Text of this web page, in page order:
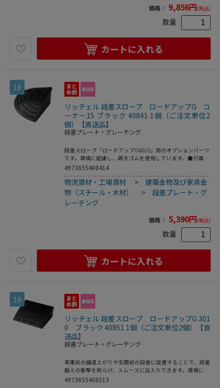
価格： 9,856円(税込)
数量
カートに入れる
18
リッチェル 段差スロープ ロードアップG コ
ーナー15 ブラック 40841 1個（ご注文単位2
個）【直送品】
段差プレート・グレーチング
段差スロープ「ロードアップG6015」用のオプションパーツ
です。環境に配慮し、再生ゴムを使用しています。●付属
品：ボルト・ナット各2コ／ワッシャー4コ●製品重量：7kg
4973655408414
物流資材・工場資材 >建築金物及び家具金
物（スチール・木材）
>段差プレート・グ
レーチング
価格： 5,390円(税込)
数量
カートに入れる
19
リッチェル 段差スロープ ロードアップG 301
0 ブラック 40851 1個（ご注文単位2個）【直
送品】
段差プレート・グレーチング
車庫前の舗道上がりや玄関前の段差に設置することで、段差
越えの衝撃を和らげ、スムーズに出入りできます。環境に配
慮し、再生ゴムを使用しています。ゴム製だから、車輌など
4973655408513